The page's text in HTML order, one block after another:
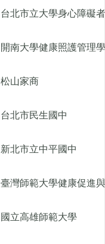
台北市立大學身心障礙
開南大學健康照護管理
松山家商
台北市民生國中
新北市立中平國中
臺灣師範大學健康促進
國立高雄師範大學